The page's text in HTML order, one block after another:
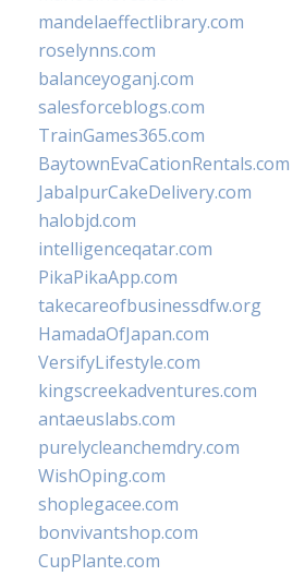
mandelaeffectlibrary.com
roselynns.com
balanceyoganj.com
salesforceblogs.com
TrainGames365.com
BaytownEvaCationRentals.com
JabalpurCakeDelivery.com
halobjd.com
intelligenceqatar.com
PikaPikaApp.com
takecareofbusinessdfw.org
HamadaOfJapan.com
VersifyLifestyle.com
kingscreekadventures.com
antaeuslabs.com
purelycleanchemdry.com
WishOping.com
shoplegacee.com
bonvivantshop.com
CupPlante.com